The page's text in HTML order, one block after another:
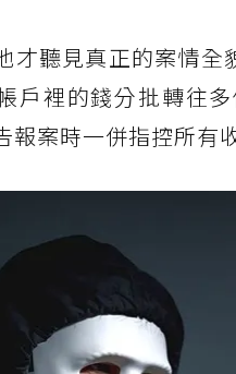
才聽見真正的案情
戶裡的錢分批轉往
報案時一併指控所有